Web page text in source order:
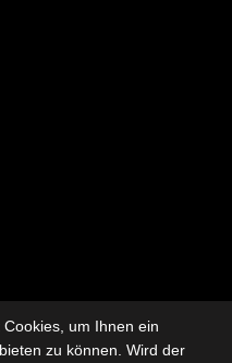
um Ihnen ein
zu können. Wird der